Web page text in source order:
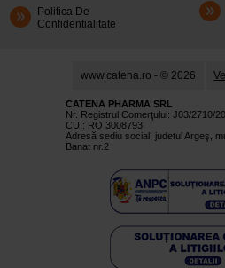
Politica De
Confidentialitate
www.catena.ro - © 2026
CATENA PHARMA SRL
Nr. Registrul Comerţului: J03/2710/
CUI: RO 3008793
Adresă sediu social: judetul Argeş,
Banat nr.2